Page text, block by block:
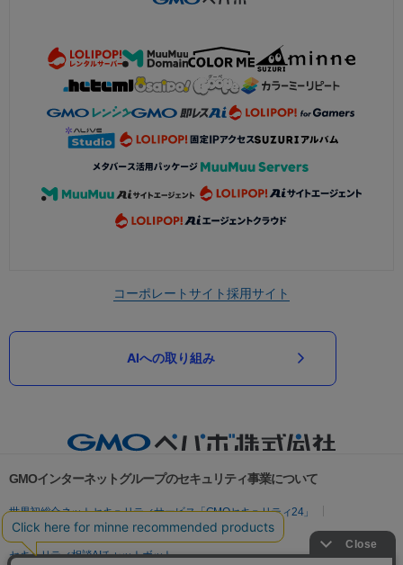
コーポレートサイト採用サイト
AIへの取り組み
GMOインターネットグループのセキュリティ事業について
世界初総合ネットセキュリティサービス「GMOセキュリティ24」
パスワード漏洩診断
Webサイトリスク診断
セキュリティ相談AIチャットボット